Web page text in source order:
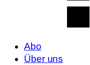
Abo
Über uns